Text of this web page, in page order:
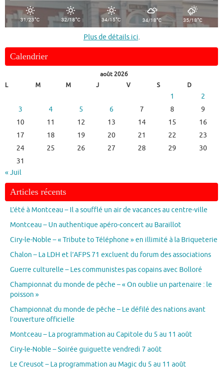
31/23°C 32/18°C 34/15°C 34/18°C 35/18°C
Plus de détails ici.
Calendrier
août 2026
L
M M J V S D
1
2
3
4 5 6 7 8
9
10
11 12 13 14 15
16
17
18 19 20 21 22
23
24
25 26 27 28 29
30
31
« Juil
Articles récents
L’été à Montceau – Il a soufflé un air de vacances au centre-ville
Montceau – Un authentique apéro-concert au Baraillot
Ciry-le-Noble – « Tribute to Téléphone » en illimité à la Briqueterie
Chalon – La LDH et l’AFPS 71 excluent du forum des associations
Guerre culturelle – Les communistes pas copains avec Bolloré
Championnat du monde de pêche – « On oublie un partenaire : le
poisson »
Championnat du monde de pêche – Le défilé des nations avant
l’ouverture officielle
Montceau – La programmation au Capitole du 5 au 11 août
Ciry-le-Noble – Soirée guiguette vendredi 7 août
Le Creusot – La programmation au Magic du 5 au 11 août